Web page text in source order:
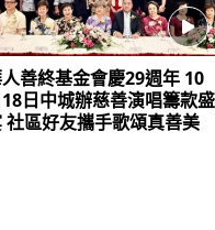
善終基金會慶29週年 10
日中城辦慈善演唱籌款盛
社區好友攜手歌頌真善美